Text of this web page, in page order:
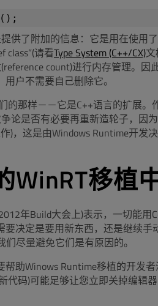
供了附加的信息：它是用在使用
class”(请看Type System (C++/CX)
count)进行内存管理。
户不需要自己删除它。
的那样－－它是C++语言的扩展
论是否有必要再重新造轮子，因
)，这是由Windows Runtime开发决
WinRT移植
年Build大会上)表示，一切能
决定是要用新东西，还是继续
尽量避免它们是有原因的。
助Winows Runtime移植的开发
代码)可能足够让您立即关掉编辑